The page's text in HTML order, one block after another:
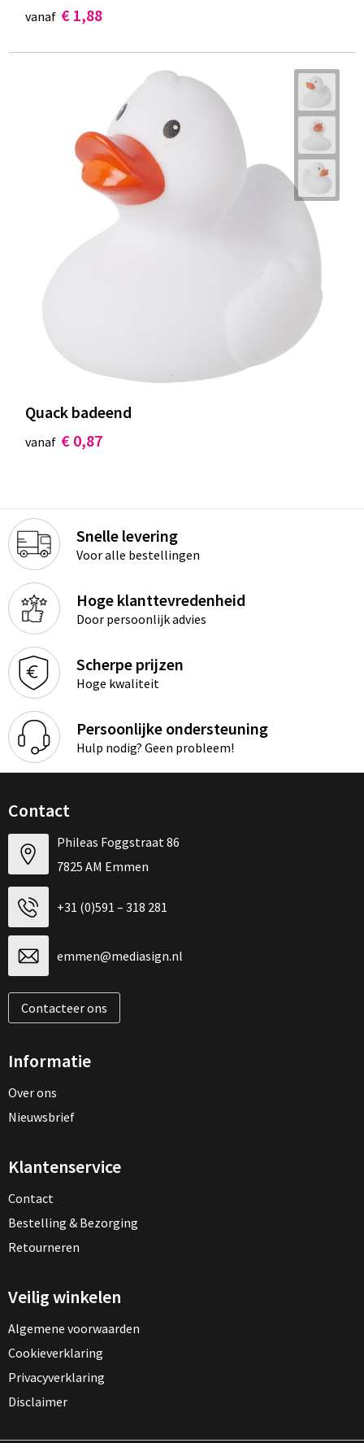
vanaf € 1,88
Quack badeend
vanaf € 0,87
Snelle levering
Voor alle bestellingen
Hoge klanttevredenheid
Door persoonlijk advies
Scherpe prijzen
Hoge kwaliteit
Persoonlijke ondersteuning
Hulp nodig? Geen probleem!
Contact
Phileas Foggstraat 86
7825 AM Emmen
+31 (0)591 – 318 281
emmen@mediasign.nl
Contacteer ons
Informatie
Over ons
Nieuwsbrief
Klantenservice
Contact
Bestelling & Bezorging
Retourneren
Veilig winkelen
Algemene voorwaarden
Cookieverklaring
Privacyverklaring
Disclaimer